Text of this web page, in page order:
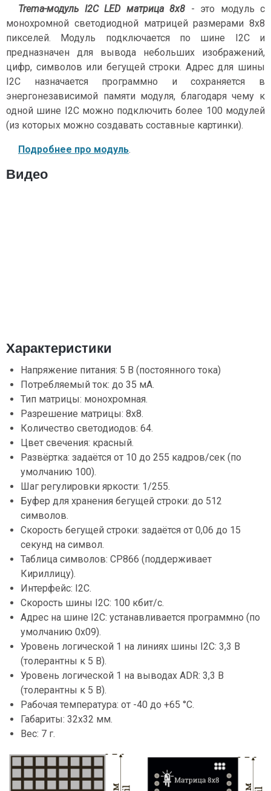
Trema-модуль I2C LED матрица 8x8 - это модуль с
монохромной светодиодной матрицей размерами 8x8
пикселей. Модуль подключается по шине I2С и
предназначен для вывода небольших изображений,
цифр, символов или бегущей строки. Адрес для шины
I2C назначается программно и сохраняется в
энергонезависимой памяти модуля, благодаря чему к
одной шине I2C можно подключить более 100 модулей
(из которых можно создавать составные картинки).
Подробнее про модуль.
Видео
Характеристики
Напряжение питания: 5 В (постоянного тока)
Потребляемый ток: до 35 мА.
Тип матрицы: монохромная.
Разрешение матрицы: 8x8.
Количество светодиодов: 64.
Цвет свечения: красный.
Развёртка: задаётся от 10 до 255 кадров/сек (по
умолчанию 100).
Шаг регулировки яркости: 1/255.
Буфер для хранения бегущей строки: до 512
символов.
Скорость бегущей строки: задаётся от 0,06 до 15
секунд на символ.
Таблица символов: CP866 (поддерживает
Кириллицу).
Интерфейс: I2C.
Скорость шины I2C: 100 кбит/с.
Адрес на шине I2C: устанавливается программно (по
умолчанию 0x09).
Уровень логической 1 на линиях шины I2C: 3,3 В
(толерантны к 5 В).
Уровень логической 1 на выводах ADR: 3,3 В
(толерантны к 5 В).
Рабочая температура: от -40 до +65 °C.
Габариты: 32x32 мм.
Вес: 7 г.